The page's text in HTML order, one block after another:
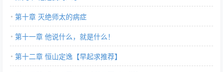
第十章 灭绝师太的病症
第十一章 他说什么，就是什么！
第十二章 恒山定逸【早起求推荐】